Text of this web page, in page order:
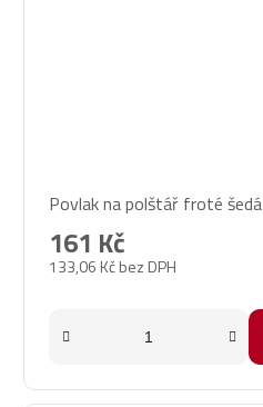
Povlak na polštář froté
133,06 Kč bez DPH
161 Kč